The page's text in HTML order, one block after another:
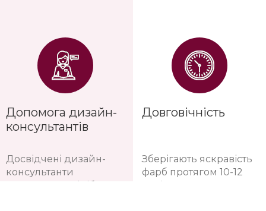
Допомога дизайн-
консультантів
Досвідчені дизайн-
консультанти
Довговічність
Зберігають яскравість
фарб протягом 10-12